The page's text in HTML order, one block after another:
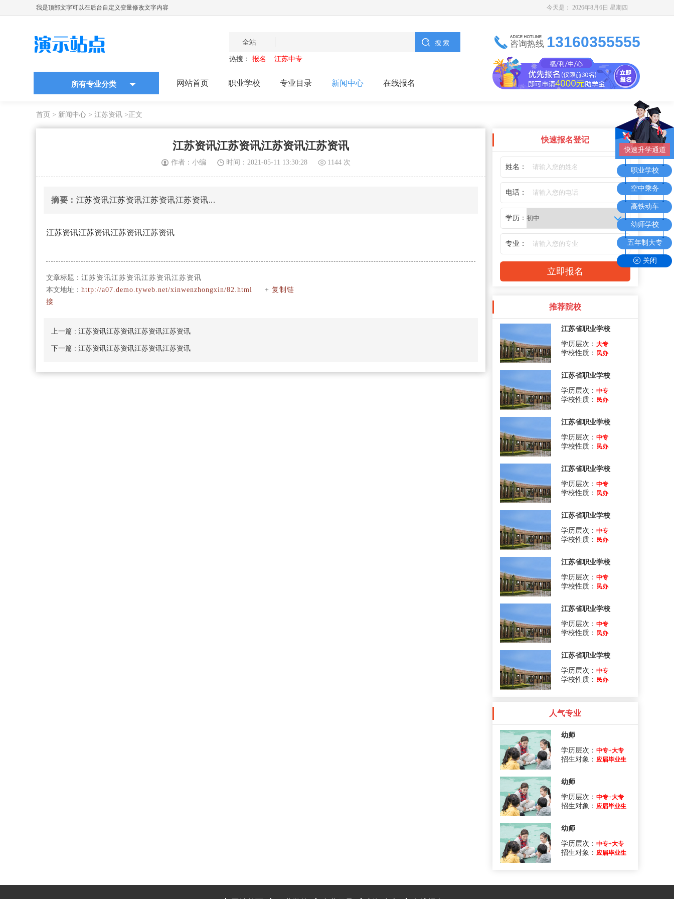
我是顶部文字可以在后台自定义变量修改文字内容 今天是： 2026年8月6日 星期四
全站
热搜： 报名 江苏中专
咨询热线 13160355555
所有专业分类 网站首页 职业学校 专业目录 新闻中心 在线报名
首页 > 新闻中心 > 江苏资讯 >正文
江苏资讯江苏资讯江苏资讯江苏资讯
作者：小编 时间：2021-05-11 13:30:28 1144 次
摘要： 江苏资讯江苏资讯江苏资讯江苏资讯...
江苏资讯江苏资讯江苏资讯江苏资讯
文章标题： 江苏资讯江苏资讯江苏资讯江苏资讯
本文地址： http://a07.demo.tyweb.net/xinwenzhongxin/82.html + 复制链
接
上一篇 : 江苏资讯江苏资讯江苏资讯江苏资讯
下一篇 : 江苏资讯江苏资讯江苏资讯江苏资讯
快速报名登记
姓名：
电话：
学历：
专业：
推荐院校
江苏省职业学校
学历层次： 大专
学校性质： 民办
江苏省职业学校
学历层次： 中专
学校性质： 民办
江苏省职业学校
学历层次： 中专
学校性质： 民办
江苏省职业学校
学历层次： 中专
学校性质： 民办
江苏省职业学校
学历层次： 中专
学校性质： 民办
江苏省职业学校
学历层次： 中专
学校性质： 民办
江苏省职业学校
学历层次： 中专
学校性质： 民办
江苏省职业学校
学历层次： 中专
学校性质： 民办
人气专业
幼师
学历层次： 中专+大专
招生对象： 应届毕业生
幼师
学历层次： 中专+大专
招生对象： 应届毕业生
幼师
学历层次： 中专+大专
招生对象： 应届毕业生
快速升学通道
职业学校
空中乘务
高铁动车
幼师学校
五年制大专
关闭